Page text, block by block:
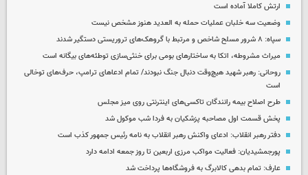
ارتش کاملا آماده است
وضعیت سه خلبان عملیات حمله به العدید هنوز مشخص نیست
سپاه: ۸ شرور مسلح شاخص و مرتبط با گروهک‌های تروریستی دستگیر شدند
میراث مشروطه، اتکا به ساختارهای بومی برای خنثی‌سازی توطئه‌های بیگانه است
روحانی: رهبر شهید هیچ‌وقت دنبال جنگ نبودند/ تمام ادعاهای ترامپ، حرف‌های توخالی
است
طرح اصلاح بیمه رانندگان تاکسی‌های اینترنتی روی میز مجلس
پخش قسمت اول مصاحبه پزشکیان به فردا شب موکول شد
دفتر رهبر انقلاب: ادعای واکنش رهبر انقلاب به نامه رئیس جمهور کذب است
پورجمشیدیان: فعالیت مواکب مرزی اربعین تا روز جمعه ادامه دارد
عارف: تمام بدهی کالابرگ به فروشگاه‌ها پرداخت شد